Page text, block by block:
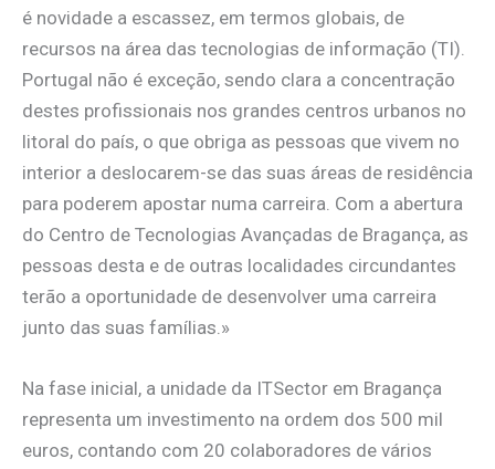
é novidade a escassez, em termos globais, de
recursos na área das tecnologias de informação (TI).
Portugal não é exceção, sendo clara a concentração
destes profissionais nos grandes centros urbanos no
litoral do país, o que obriga as pessoas que vivem no
interior a deslocarem-se das suas áreas de residência
para poderem apostar numa carreira. Com a abertura
do Centro de Tecnologias Avançadas de Bragança, as
pessoas desta e de outras localidades circundantes
terão a oportunidade de desenvolver uma carreira
junto das suas famílias.»
Na fase inicial, a unidade da ITSector em Bragança
representa um investimento na ordem dos 500 mil
euros, contando com 20 colaboradores de vários